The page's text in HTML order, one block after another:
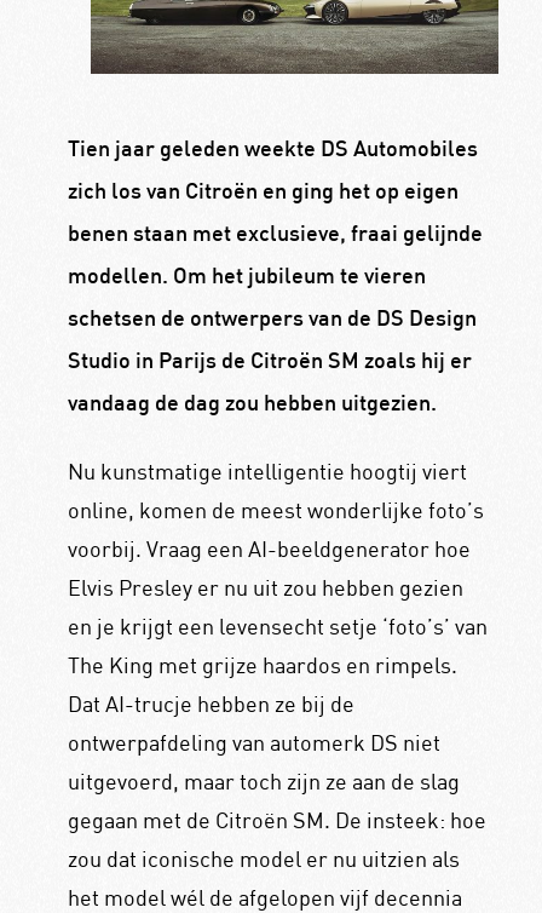
Tien jaar geleden weekte DS Automobiles
zich los van Citroën en ging het op eigen
benen staan met exclusieve, fraai gelijnde
modellen. Om het jubileum te vieren
schetsen de ontwerpers van de DS Design
Studio in Parijs de Citroën SM zoals hij er
vandaag de dag zou hebben uitgezien.
Nu kunstmatige intelligentie hoogtij viert
online, komen de meest wonderlijke foto’s
voorbij. Vraag een AI-beeldgenerator hoe
Elvis Presley er nu uit zou hebben gezien
en je krijgt een levensecht setje ‘foto’s’ van
The King met grijze haardos en rimpels.
Dat AI-trucje hebben ze bij de
ontwerpafdeling van automerk DS niet
uitgevoerd, maar toch zijn ze aan de slag
gegaan met de Citroën SM. De insteek: hoe
zou dat iconische model er nu uitzien als
het model wél de afgelopen vijf decennia